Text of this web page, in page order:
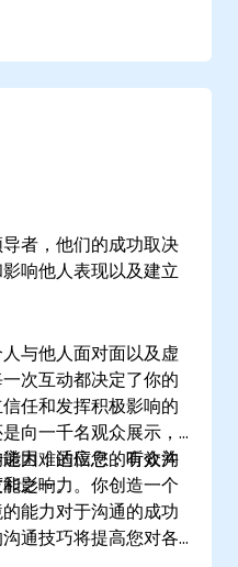
者，他们的成功取决
响他人表现以及建立
与他人面对面以及虚
次互动都决定了你的
任和发挥积极影响的
向一千名观众展示，
困难的信息，有效沟
之一。
力，适应您的听众并
影响力。你创造一个
能力对于沟通的成功
通技巧将提高您对各